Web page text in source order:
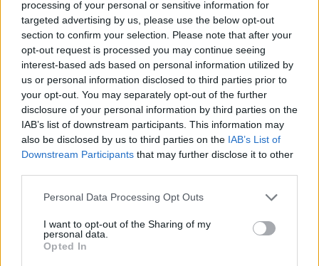
processing of your personal or sensitive information for
targeted advertising by us, please use the below opt-out
section to confirm your selection. Please note that after your
opt-out request is processed you may continue seeing
interest-based ads based on personal information utilized by
us or personal information disclosed to third parties prior to
your opt-out. You may separately opt-out of the further
disclosure of your personal information by third parties on the
IAB’s list of downstream participants. This information may
also be disclosed by us to third parties on the IAB’s List of
Downstream Participants that may further disclose it to other
Personal Data Processing Opt Outs
I want to opt-out of the Sharing of my
personal data.
Opted In
© Vecer.mk, правата за текстот се на редакцијата
ВИДЕО | „НЕ СМЕЕ ДА ИМА НОВ
ЗАЕВ“ - Манасиевски со жестоки
обвинувања до СДСМ
ЦУК СО ПРЕДУПРЕДУВАЊЕ - Многу
висок ризик од пожари во
источна, централа и јужна
Македонија
НАЈЧИТАНИ ВО ПОСЛЕДНИ 7 ДЕНА